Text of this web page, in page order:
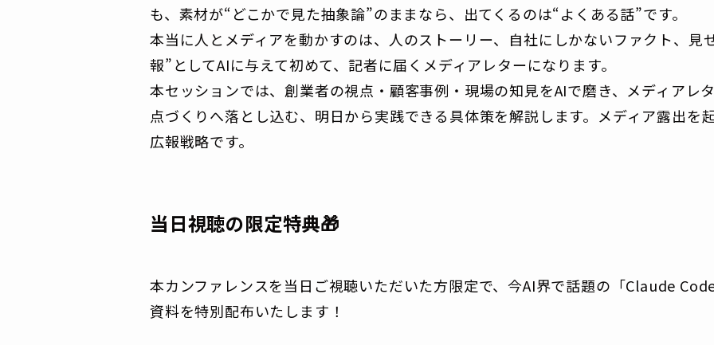
も、素材が“どこかで見た抽象論”のままなら、出てくるのは“よくある話”です。
本当に人とメディアを動かすのは、人のストーリー、自社にしかないファクト、見
報”としてAIに与えて初めて、記者に届くメディアレターになります。
本セッションでは、創業者の視点・顧客事例・現場の知見をAIで磨き、メディアレ
点づくりへ落とし込む、明日から実践できる具体策を解説します。メディア露出を
広報戦略です。
当日視聴の限定特典🎁
本カンファレンスを当日ご視聴いただいた方限定で、今AI界で話題の「Claude
資料を特別配布いたします！